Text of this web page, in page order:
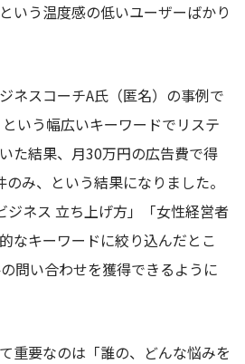
いう温度感の低いユーザーばかり
ネスコーチA氏（匿名）の事例で
いう幅広いキーワードでリステ
た結果、月30万円の広告費で得
み、という結果になりました。
ジネス 立ち上げ方」「女性経営者
なキーワードに絞り込んだとこ
問い合わせを獲得できるように
重要なのは「誰の、どんな悩みを